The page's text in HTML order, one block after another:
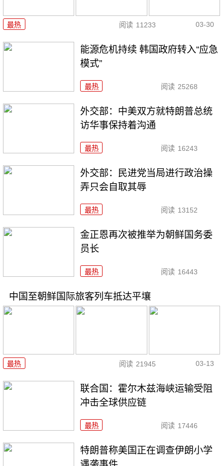
最热 阅读 11233 03-30
能源危机持续 韩国政府转入“应急
模式”
最热 阅读 25268
外交部：中美双方就特朗普总统
访华事保持着沟通
最热 阅读 16243
外交部：民进党当局进行政治操
弄只会自取其辱
最热 阅读 13152
金正恩再次被推举为朝鲜国务委
员长
最热 阅读 16443
中国至朝鲜国际旅客列车抵达平壤
最热 阅读 21945 03-13
联合国：霍尔木兹海峡运输受阻
冲击全球供应链
最热 阅读 17446
特朗普称美国正在调查伊朗小学